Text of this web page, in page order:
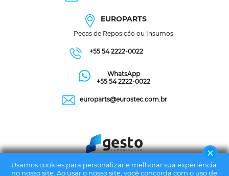
Usamos cookies para personalizar e melhorar sua experiência
no nosso site. Ao usar o nosso site, você concorda com o uso de
EUROPARTS
Peças de Reposição ou Insumos
+55 54 2222-0022
WhatsApp
+55 54 2222-0022
europarts@eurostec.com.br